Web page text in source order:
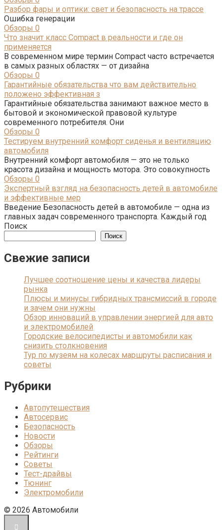
Разбор фары и оптики: свет и безопасность на трассе
Ошибка генерации
Обзоры 0
Что значит класс Compact в реальности и где он
применяется
В современном мире термин Compact часто встречается
в самых разных областях — от дизайна
Обзоры 0
Гарантийные обязательства что вам действительно
положено эффективная з
Гарантийные обязательства занимают важное место в
бытовой и экономической правовой культуре
современного потребителя. Они
Обзоры 0
Тестируем внутренний комфорт сиденья и вентиляцию
автомобиля
Внутренний комфорт автомобиля — это не только
красота дизайна и мощность мотора. Это совокупность
Обзоры 0
Экспертный взгляд на безопасность детей в автомобиле
и эффективные мер
Введение Безопасность детей в автомобиле — одна из
главных задач современного транспорта. Каждый год
Поиск
Поиск
Свежие записи
Лучшее соотношение цены и качества лидеры
рынка
Плюсы и минусы гибридных трансмиссий в городе
и зачем они нужны
Обзор инноваций в управлении энергией для авто
и электромобилей
Городские велосипедисты и автомобили как
снизить столкновения
Тур по музеям на колесах маршруты расписания и
советы
Рубрики
Автопутешествия
Автосервис
Безопасность
Новости
Обзоры
Рейтинги
Советы
Тест-драйвы
Тюнинг
Электромобили
© 2026 Автомобили